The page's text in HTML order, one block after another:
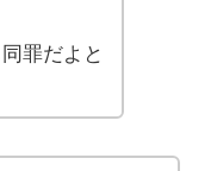
罪だよと